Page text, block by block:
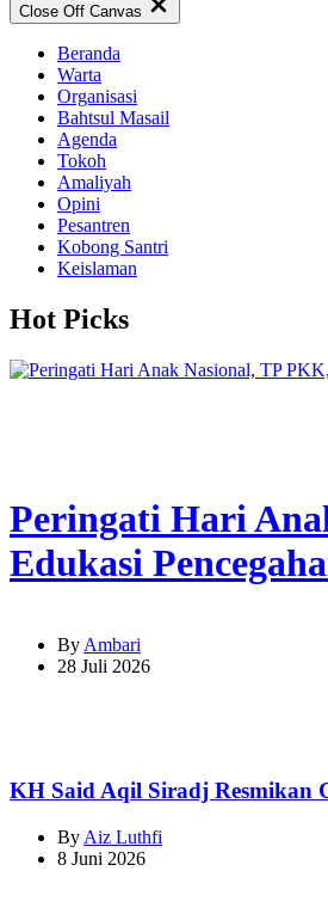
Close Off Canvas
Beranda
Warta
Organisasi
Bahtsul Masail
Agenda
Tokoh
Amaliyah
Opini
Pesantren
Kobong Santri
Keislaman
Hot Picks
Peringati Hari
Edukasi
By Ambari
28 Juli 2026
KH Said Aqil Siradj Resmikan
By Aiz Luthfi
8 Juni 2026